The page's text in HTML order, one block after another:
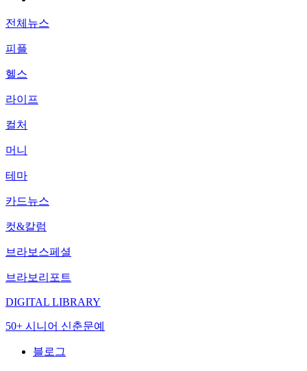
전체뉴스
피플
헬스
라이프
컬처
머니
테마
카드뉴스
컷&칼럼
브라보스페셜
브라보리포트
DIGITAL LIBRARY
50+ 시니어 신춘문예
블로그